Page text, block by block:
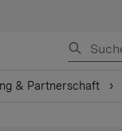
& Partnerschaft